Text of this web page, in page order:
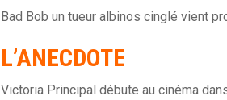
Bad Bob un tueur albinos cinglé vient
L’ANECDOTE
Victoria Principal débute au cinéma